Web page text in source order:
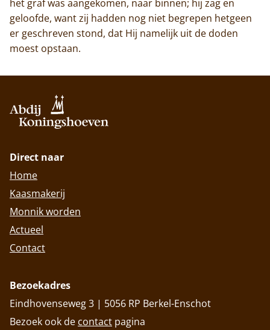
het graf was aangekomen, naar binnen; hij zag en
geloofde, want zij hadden nog niet begrepen hetgeen
er geschreven stond, dat Hij namelijk uit de doden
moest opstaan.
Direct naar
Home
Kaasmakerij
Monnik worden
Actueel
Contact
Bezoekadres
Eindhovenseweg 3 | 5056 RP Berkel-Enschot
Bezoek ook de contact pagina